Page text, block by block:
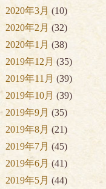
2020年3月 (10)
2020年2月 (32)
2020年1月 (38)
2019年12月 (35)
2019年11月 (39)
2019年10月 (39)
2019年9月 (35)
2019年8月 (21)
2019年7月 (45)
2019年6月 (41)
2019年5月 (44)